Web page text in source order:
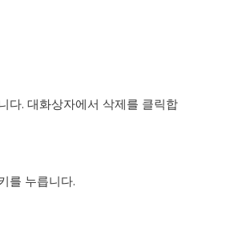
다. 대화상자에서 삭제를 클릭합
를 누릅니다.